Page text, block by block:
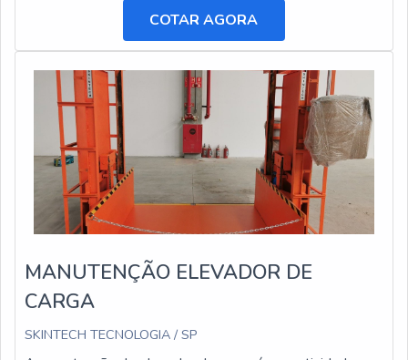
COTAR AGORA
MANUTENÇÃO ELEVADOR DE
CARGA
SKINTECH TECNOLOGIA / SP